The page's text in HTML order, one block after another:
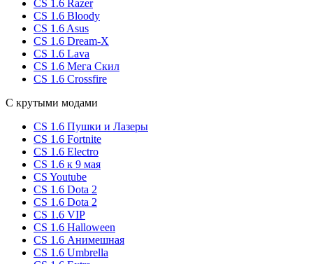
CS 1.6 Razer
CS 1.6 Bloody
CS 1.6 Asus
CS 1.6 Dream-X
CS 1.6 Lava
CS 1.6 Мега Скил
CS 1.6 Crossfire
С крутыми модами
CS 1.6 Пушки и Лазеры
CS 1.6 Fortnite
CS 1.6 Electro
CS 1.6 к 9 мая
CS Youtube
CS 1.6 Dota 2
CS 1.6 Dota 2
CS 1.6 VIP
CS 1.6 Halloween
CS 1.6 Анимешная
CS 1.6 Umbrella